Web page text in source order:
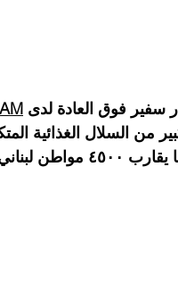
سفير فوق العادة لدى
ألف وجبة يستفيد